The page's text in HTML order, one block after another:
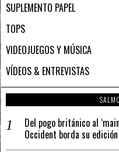
SUPLEMENTO PAPEL
TOPS
VIDEOJUEGOS Y MÚSICA
VÍDEOS & ENTREVISTAS
Del pogo británico al
Occident borda su